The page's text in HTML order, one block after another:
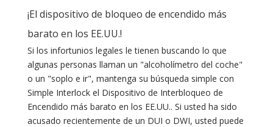
¡El dispositivo de bloqueo de encendido más
barato en los EE.UU.!
Si los infortunios legales le tienen buscando lo que
algunas personas llaman un "alcoholímetro del coche"
o un "soplo e ir", mantenga su búsqueda simple con
Simple Interlock el Dispositivo de Interbloqueo de
Encendido más barato en los EE.UU.. Si usted ha sido
acusado recientemente de un DUI o DWI, usted puede